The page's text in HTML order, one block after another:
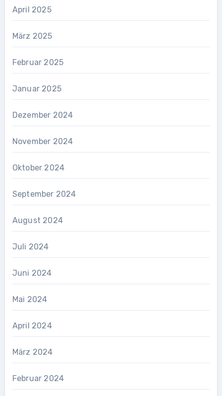
April 2025
März 2025
Februar 2025
Januar 2025
Dezember 2024
November 2024
Oktober 2024
September 2024
August 2024
Juli 2024
Juni 2024
Mai 2024
April 2024
März 2024
Februar 2024